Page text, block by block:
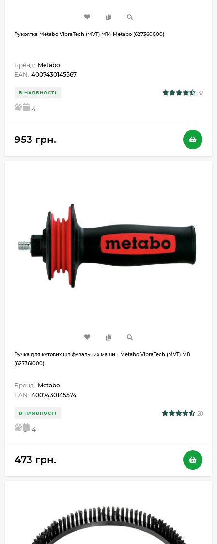
Рукоятка Metabo VibraTech (MVT) M14 Metabo (627360000)
Бренд: Metabo
EAN: 4007430145567
В НАЯВНОСТІ 37
5 4
953 грн.
Ручка для кутових шліфувальних машин Metabo VibraTech (MVT) M8
(627361000)
Бренд: Metabo
EAN: 4007430145574
В НАЯВНОСТІ 20
5 4
473 грн.